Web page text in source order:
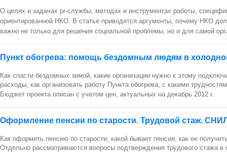
О целях и задачах pr-службы, методах и инструментах работы,
ориентированной НКО. В статье приводятся аргументы, почему НКО
важно не только для решения социальной проблемы, но и для самой
Пункт обогрева: помощь бездомным людям в
Как спасти бездомных зимой, какие организации нужно к этому
расходы, как организовать работу Пункта обогрева, с какими
Бюджет проекта описан с учетом цен, актуальных на декабрь 2012 г.
Оформление пенсии по старости. Трудовой стаж.
Как оформить пенсию по старости, какой бывает пенсия, как ее
Отдельно рассматриваются вопросы подтверждения трудового стажа